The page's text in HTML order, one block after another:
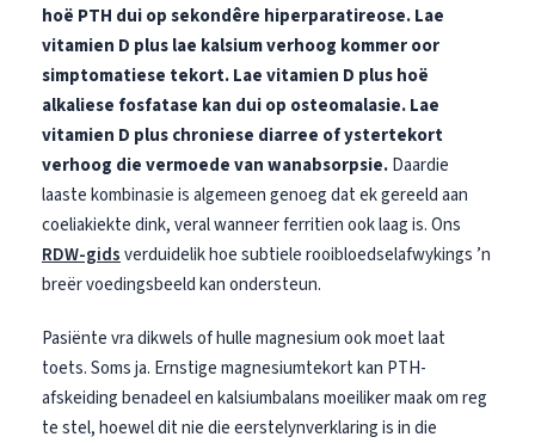
hoë PTH dui op sekondêre hiperparatireose.Lae
vitamien D plus lae kalsium verhoog kommer oor
simptomatiese tekort.Lae vitamien D plus hoë
alkaliese fosfatase kan dui op osteomalasie.Lae
vitamien D plus chroniese diarree of ystertekort
verhoog die vermoede van wanabsorpsie.Daardie
laaste kombinasie is algemeen genoeg dat ek gereeld aan
coeliakiekte dink, veral wanneer ferritien ook laag is. Ons
RDW-gidsverduidelik hoe subtiele rooibloedselafwykings ’n
breër voedingsbeeld kan ondersteun.
Pasiënte vra dikwels of hulle magnesium ook moet laat
toets. Soms ja. Ernstige magnesiumtekort kan PTH-
afskeiding benadeel en kalsiumbalans moeiliker maak om reg
te stel, hoewel dit nie die eerstelynverklaring is in die
Српски језик
Svenska
Bosanski
Eesti
日本語
Čeština
ქართული
Русский
Lietuvių kalba
Polski